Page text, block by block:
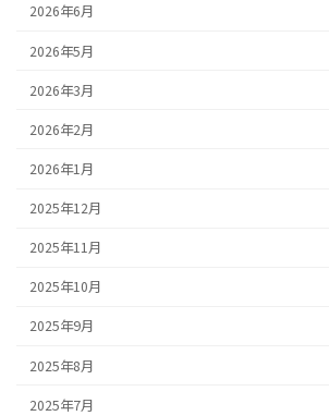
2026年6月
2026年5月
2026年3月
2026年2月
2026年1月
2025年12月
2025年11月
2025年10月
2025年9月
2025年8月
2025年7月